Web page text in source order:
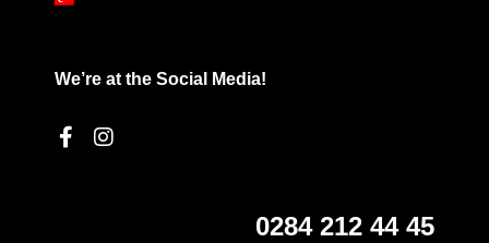
We’re at the Social Media!
0284 212 44 45